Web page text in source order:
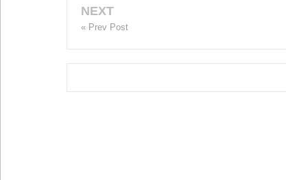
NEXT
« Prev Post